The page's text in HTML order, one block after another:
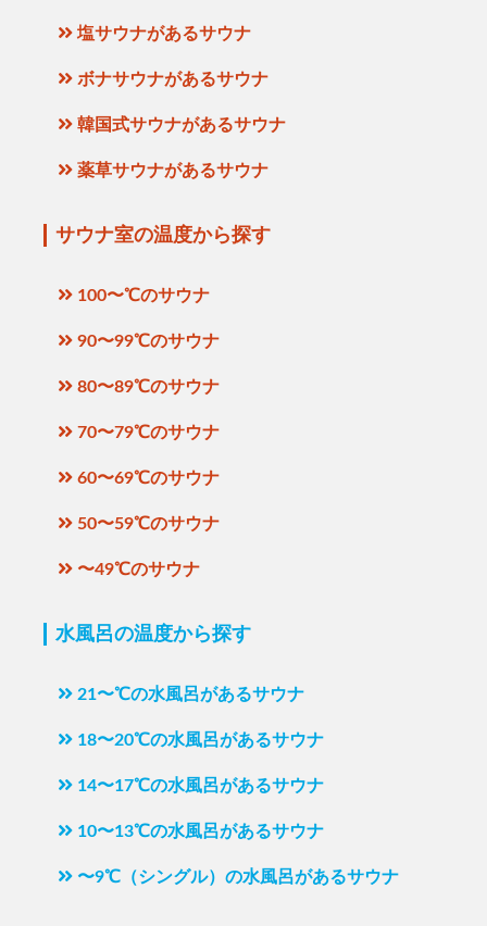
塩サウナがあるサウナ
ボナサウナがあるサウナ
韓国式サウナがあるサウナ
薬草サウナがあるサウナ
サウナ室の温度から探す
100〜℃のサウナ
90〜99℃のサウナ
80〜89℃のサウナ
70〜79℃のサウナ
60〜69℃のサウナ
50〜59℃のサウナ
〜49℃のサウナ
水風呂の温度から探す
21〜℃の水風呂があるサウナ
18〜20℃の水風呂があるサウナ
14〜17℃の水風呂があるサウナ
10〜13℃の水風呂があるサウナ
〜9℃（シングル）の水風呂があるサウナ